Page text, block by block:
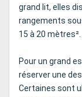
grand lit, elles
rangements
15 à 20 mètres².
Pour un grand
réserver une
Certaines sont